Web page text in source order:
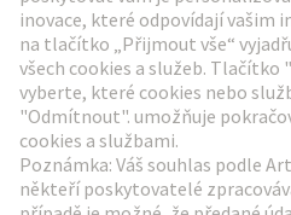
Přejít na registraci
Social Media